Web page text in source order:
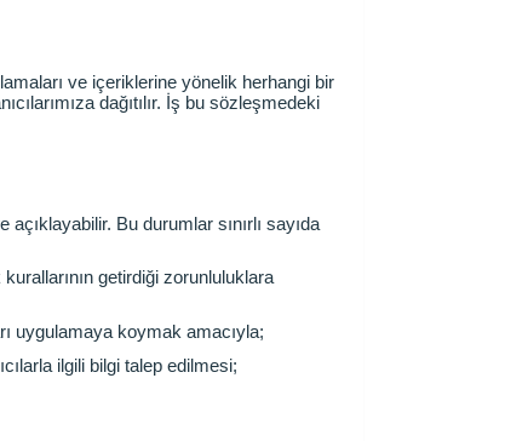
ve içeriklerine yönelik herhangi bir
dağıtılır. İş bu sözleşmedeki
Bu durumlar sınırlı sayıda
getirdiği zorunluluklara
uygulamaya koymak amacıyla;
ilgili bilgi talep edilmesi;